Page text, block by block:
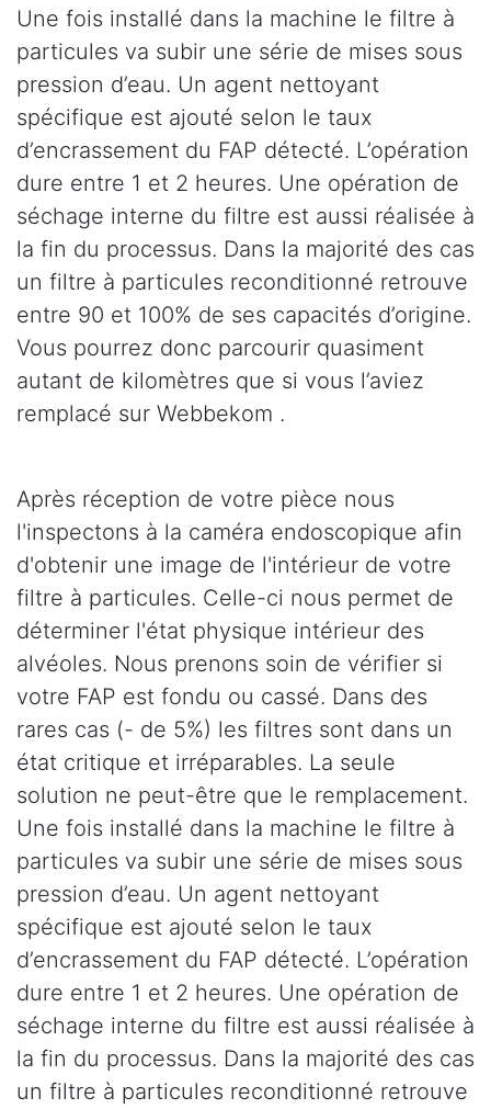
Une fois installé dans la machine le filtre à
particules va subir une série de mises sous
pression d’eau. Un agent nettoyant
spécifique est ajouté selon le taux
d’encrassement du FAP détecté. L’opération
dure entre 1 et 2 heures. Une opération de
séchage interne du filtre est aussi réalisée à
la fin du processus. Dans la majorité des cas
un filtre à particules reconditionné retrouve
entre 90 et 100% de ses capacités d’origine.
Vous pourrez donc parcourir quasiment
autant de kilomètres que si vous l’aviez
remplacé sur Webbekom .
Après réception de votre pièce nous
l'inspectons à la caméra endoscopique afin
d'obtenir une image de l'intérieur de votre
filtre à particules. Celle-ci nous permet de
déterminer l'état physique intérieur des
alvéoles. Nous prenons soin de vérifier si
votre FAP est fondu ou cassé. Dans des
rares cas (- de 5%) les filtres sont dans un
état critique et irréparables. La seule
solution ne peut-être que le remplacement.
Une fois installé dans la machine le filtre à
particules va subir une série de mises sous
pression d’eau. Un agent nettoyant
spécifique est ajouté selon le taux
d’encrassement du FAP détecté. L’opération
dure entre 1 et 2 heures. Une opération de
séchage interne du filtre est aussi réalisée à
la fin du processus. Dans la majorité des cas
un filtre à particules reconditionné retrouve